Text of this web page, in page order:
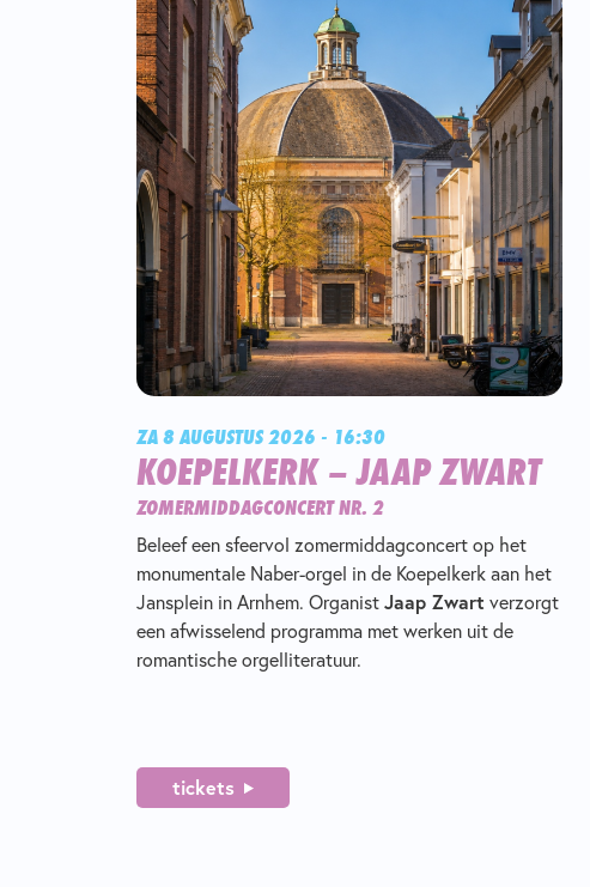
ZA 8 AUGUSTUS 2026 - 16:30
KOEPELKERK – JAAP ZWART
ZOMERMIDDAGCONCERT NR. 2
Beleef een sfeervol zomermiddagconcert op het
monumentale Naber-orgel in de Koepelkerk aan het
Jansplein in Arnhem. OrganistJaap Zwart verzorgt
een afwisselend programma met werken uit de
romantische orgelliteratuur.
tickets